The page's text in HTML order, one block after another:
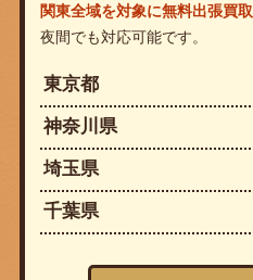
関東全域を対象に無料出張買取
夜間でも対応可能です。
東京都
神奈川県
埼玉県
千葉県